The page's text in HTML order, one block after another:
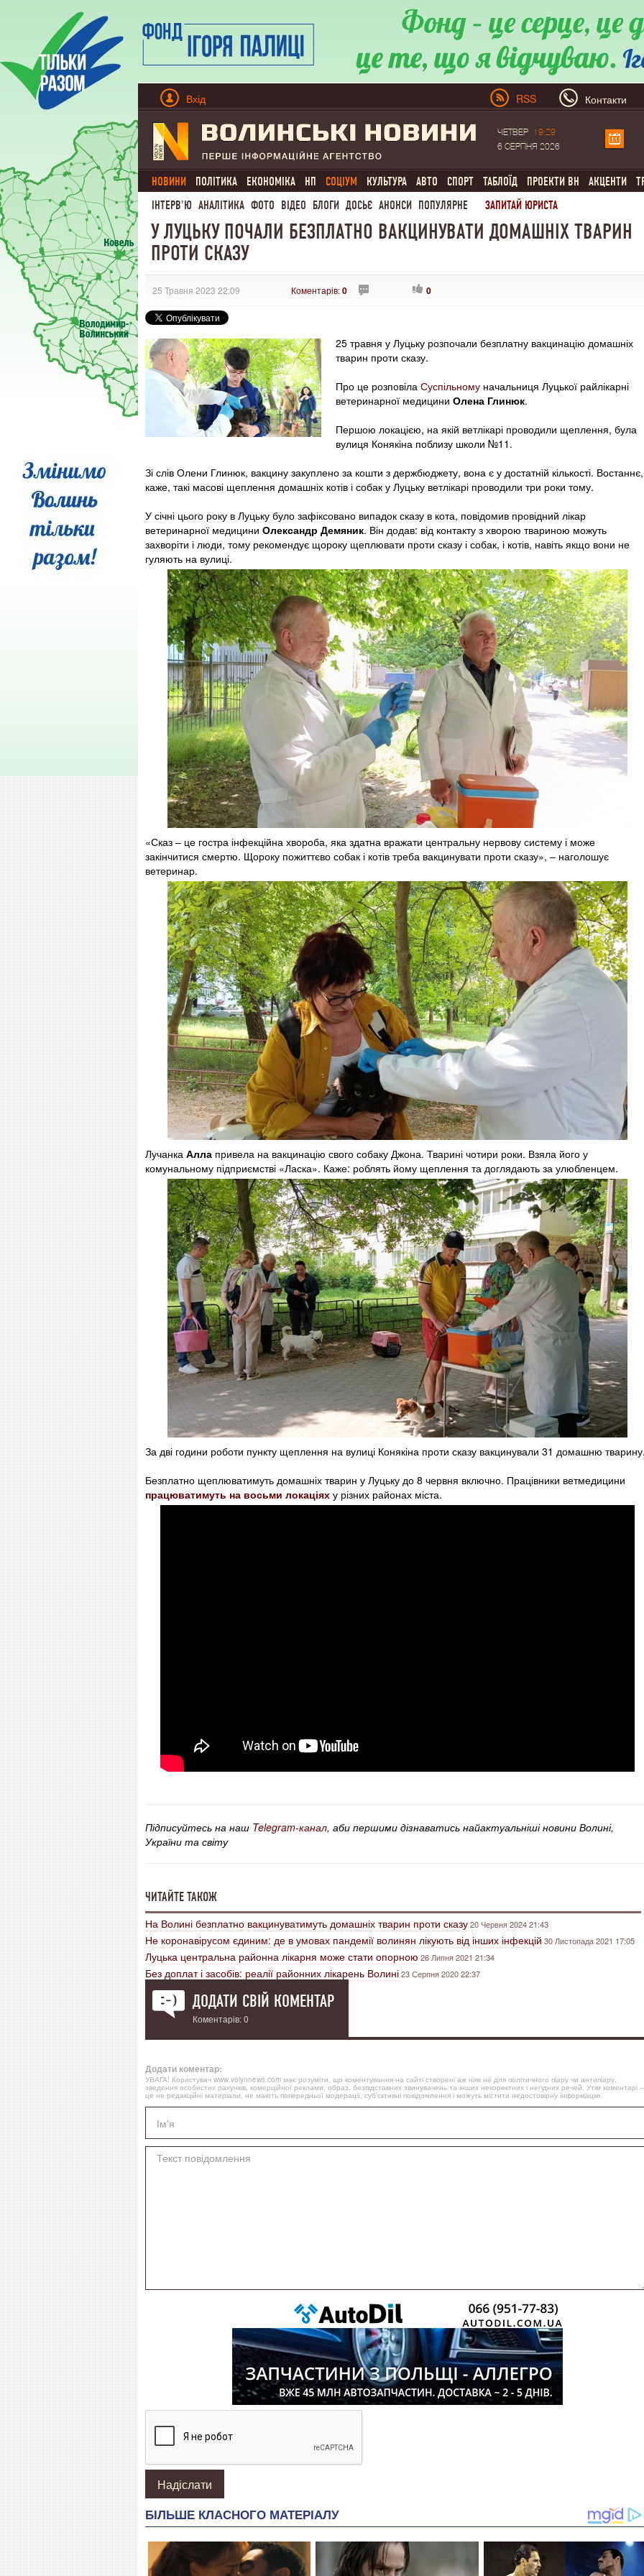
Вхід RSS Контакти
ЧЕТВЕР
19:29
6 СЕРПНЯ 2026
НОВИНИ ПОЛІТИКА ЕКОНОМІКА НП СОЦІУМ КУЛЬТУРА АВТО СПОРТ ТАБЛОЇД ПРОЕКТИ ВН АКЦЕНТИ
ІНТЕРВ'Ю АНАЛІТИКА ФОТО ВІДЕО БЛОГИ ДОСЬЄ АНОНСИ ПОПУЛЯРНЕ ЗАПИТАЙ ЮРИСТА
У ЛУЦЬКУ ПОЧАЛИ БЕЗПЛАТНО ВАКЦИНУВАТИ ДОМАШНІХ ТВАРИН
ПРОТИ СКАЗУ
25 Травня 2023 22:09 Коментарів:0 0
25 травня у Луцьку розпочали безплатну вакцинацію домашніх
тварин проти сказу.
Про це розповіла Суспільному начальниця Луцької райлікарні
ветеринарної медицини Олена Глинюк.
Першою локацією, на якій ветлікарі проводили щеплення, була
вулиця Конякіна поблизу школи №11.
Зі слів Олени Глинюк, вакцину закуплено за кошти з держбюджету, вона є у достатній кількості. Востаннє,
каже, такі масові щеплення домашніх котів і собак у Луцьку ветлікарі проводили три роки тому.
У січні цього року в Луцьку було зафіксовано випадок сказу в кота, повідомив провідний лікар
ветеринарної медицини Олександр Демяник. Він додав: від контакту з хворою твариною можуть
захворіти і люди, тому рекомендує щороку щеплювати проти сказу і собак, і котів, навіть якщо вони не
гуляють на вулиці.
«Сказ – це гостра інфекційна хвороба, яка здатна вражати центральну нервову систему і може
закінчитися смертю. Щороку пожиттєво собак і котів треба вакцинувати проти сказу», – наголошує
ветеринар.
Лучанка Алла привела на вакцинацію свого собаку Джона. Тварині чотири роки. Взяла його у
комунальному підприємстві «Ласка». Каже: роблять йому щеплення та доглядають за улюбленцем.
За дві години роботи пункту щеплення на вулиці Конякіна проти сказу вакцинували 31 домашню
Безплатно щеплюватимуть домашніх тварин у Луцьку до 8 червня включно. Працівники ветмедицини
працюватимуть на восьми локаціях у різних районах міста.
Підписуйтесь на наш Telegram-канал, аби першими дізнаватись найактуальніші новини Волині,
України та світу
ЧИТАЙТЕ ТАКОЖ
На Волині безплатно вакцинуватимуть домашніх тварин проти сказу20 Червня 2024 21:43
Не коронавірусом єдиним: де в умовах пандемії волинян лікують від інших інфекцій 30 Листопада 2021 17:05
Луцька центральна районна лікарня може стати опорною 26 Липня 2021 21:34
Без доплат і засобів: реалії районних лікарень Волині23 Серпня 2020 22:37
ДОДАТИ СВІЙ КОМЕНТАР
Коментарів: 0
Додати коментар:
УВАГА! Користувач www.volynnews.com має розуміти, що коментування на сайті створені аж ніяк не для політичного піару чи антипіару,
зведення особистих рахунків, комерційної реклами, образ, безпідставних звинувачень та інших некоректних і негідних речей. Утім коментарі –
це не редакційні матеріали, не мають попередньої модерації, суб’єктивні повідомлення і можуть містити недостовірну інформацію.